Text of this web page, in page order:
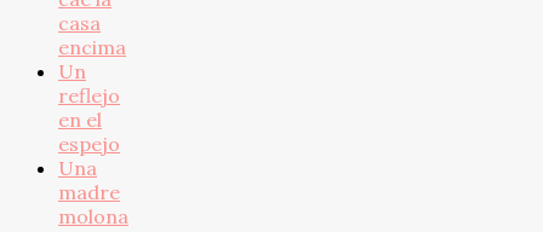
casa
encima
Un
reflejo
en el
espejo
Una
madre
molona